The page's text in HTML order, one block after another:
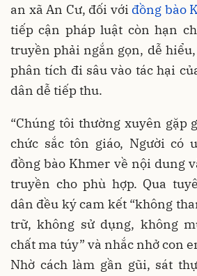
an xã An Cư, đối với đồng bào
tiếp cận pháp luật còn hạn
truyền phải ngắn gọn, dễ
phân tích đi sâu vào tác hại
dân dễ tiếp thu.
“Chúng tôi thường xuyên gặp
chức sắc tôn giáo, Người có
đồng bào Khmer về nội dung
truyền cho phù hợp. Qua
dân đều ký cam kết “không
trữ, không sử dụng, không
chất ma túy” và nhắc nhở con
Nhờ cách làm gần gũi, sát